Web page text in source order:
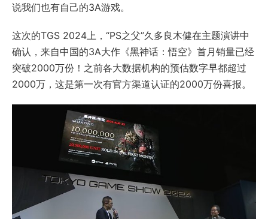
说我们也有自己的3A游戏。
这次的TGS 2024上，“PS之父”久多良木健在主题演讲中
确认，来自中国的3A大作《黑神话：悟空》首月销量已经
突破2000万份！之前各大数据机构的预估数字早都超过
2000万，这是第一次有官方渠道认证的2000万份喜报。